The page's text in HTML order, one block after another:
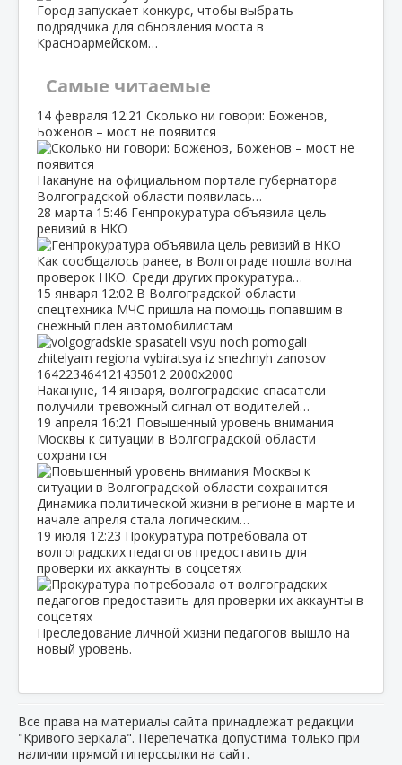
Город запускает конкурс, чтобы выбрать
подрядчика для обновления моста в
Красноармейском…
Самые читаемые
14 февраля 12:21 Сколько ни говори: Боженов,
Боженов – мост не появится
Накануне на официальном портале губернатора
Волгоградской области появилась…
28 марта 15:46 Генпрокуратура объявила цель
ревизий в НКО
Как сообщалось ранее, в Волгограде пошла волна
проверок НКО. Среди других прокуратура…
15 января 12:02 В Волгоградской области
спецтехника МЧС пришла на помощь попавшим в
снежный плен автомобилистам
Накануне, 14 января, волгоградские спасатели
получили тревожный сигнал от водителей…
19 апреля 16:21 Повышенный уровень внимания
Москвы к ситуации в Волгоградской области
сохранится
Динамика политической жизни в регионе в марте и
начале апреля стала логическим…
19 июля 12:23 Прокуратура потребовала от
волгоградских педагогов предоставить для
проверки их аккаунты в соцсетях
Преследование личной жизни педагогов вышло на
новый уровень.
Все права на материалы сайта принадлежат редакции
"Кривого зеркала". Перепечатка допустима только при
наличии прямой гиперссылки на сайт.